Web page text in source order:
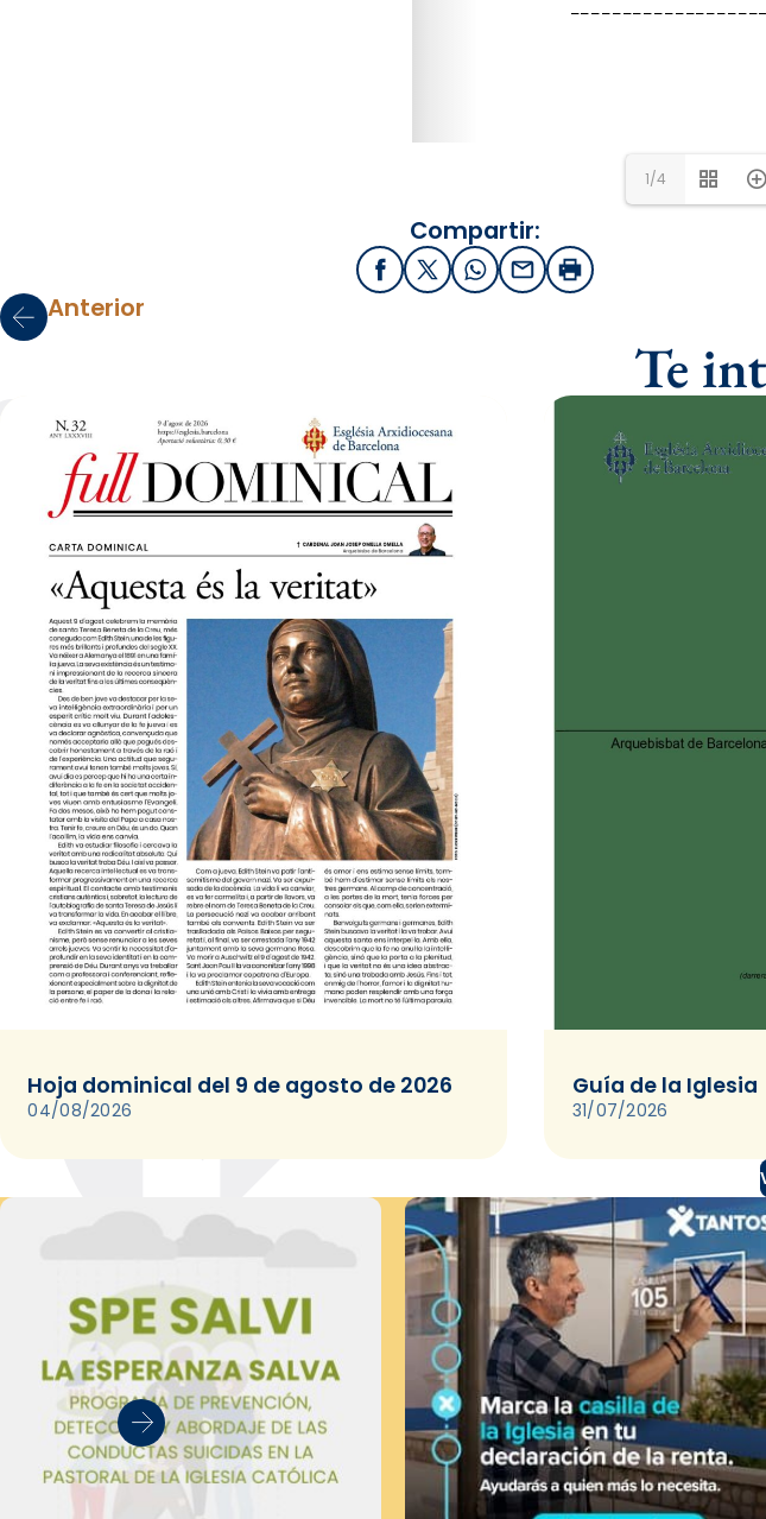
1/4
Compartir:
FacebookX / Twitter
WhatsApp
EmailImprimir
Anterior
Te
Hoja dominical del 9 de agosto de 2026
04/08/2026
Guía de la Iglesia
31/07/2026